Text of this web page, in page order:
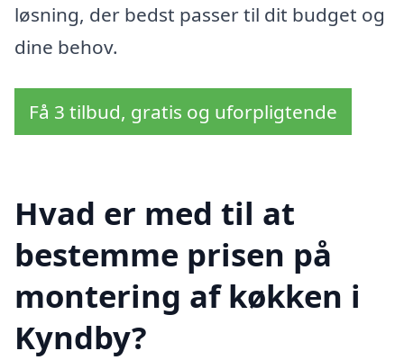
løsning, der bedst passer til dit budget og
dine behov.
Få 3 tilbud, gratis og uforpligtende
Hvad er med til at
bestemme prisen på
montering af køkken i
Kyndby?